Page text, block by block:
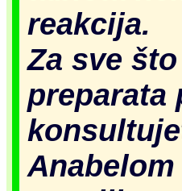
reakcija.
Za sve
preparata